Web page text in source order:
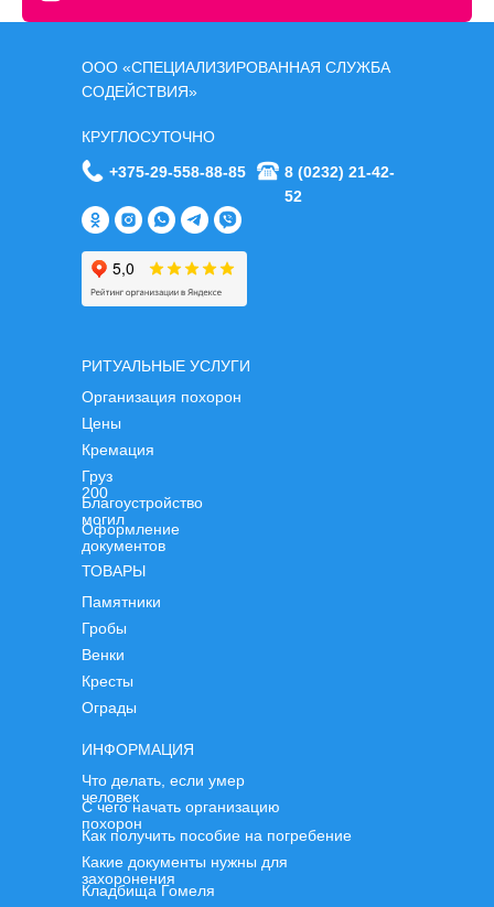
ООО «СПЕЦИАЛИЗИРОВАННАЯ СЛУЖБА
СОДЕЙСТВИЯ»
РИТУАЛЬНЫЕ УСЛУГИ
ТОВАРЫ
ИНФОРМАЦИЯ
КРУГЛОСУТОЧНО
Организация похорон
Цены
Кремация
Груз
200
Благоустройство
могил
Оформление
документов
Памятники
Гробы
Венки
Кресты
Ограды
Что делать, если умер
человек
С чего начать организацию
похорон
Какие документы нужны для
захоронения
Как получить пособие на погребение
Кладбища Гомеля
+375-29-558-88-85
8 (0232) 21-42-
52